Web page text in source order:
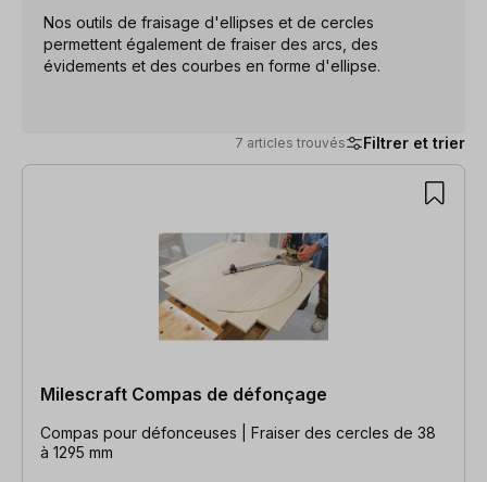
Nos outils de fraisage d'ellipses et de cercles
permettent également de fraiser des arcs, des
évidements et des courbes en forme d'ellipse.
7 articles trouvés Filtrer et trier
7 articles trouvés
Milescraft Compas de défonçage
Compas pour défonceuses | Fraiser des cercles de 38
à 1295 mm